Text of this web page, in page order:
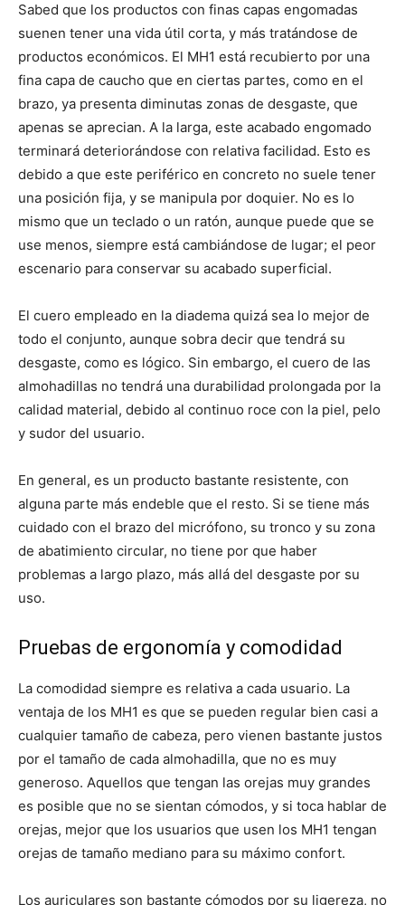
Sabed que los productos con finas capas engomadas
suenen tener una vida útil corta, y más tratándose de
productos económicos. El MH1 está recubierto por una
fina capa de caucho que en ciertas partes, como en el
brazo, ya presenta diminutas zonas de desgaste, que
apenas se aprecian. A la larga, este acabado engomado
terminará deteriorándose con relativa facilidad. Esto es
debido a que este periférico en concreto no suele tener
una posición fija, y se manipula por doquier. No es lo
mismo que un teclado o un ratón, aunque puede que se
use menos, siempre está cambiándose de lugar; el peor
escenario para conservar su acabado superficial.
El cuero empleado en la diadema quizá sea lo mejor de
todo el conjunto, aunque sobra decir que tendrá su
desgaste, como es lógico. Sin embargo, el cuero de las
almohadillas no tendrá una durabilidad prolongada por la
calidad material, debido al continuo roce con la piel, pelo
y sudor del usuario.
En general, es un producto bastante resistente, con
alguna parte más endeble que el resto. Si se tiene más
cuidado con el brazo del micrófono, su tronco y su zona
de abatimiento circular, no tiene por que haber
problemas a largo plazo, más allá del desgaste por su
uso.
Pruebas de ergonomía y comodidad
La comodidad siempre es relativa a cada usuario. La
ventaja de los MH1 es que se pueden regular bien casi a
cualquier tamaño de cabeza, pero vienen bastante justos
por el tamaño de cada almohadilla, que no es muy
generoso. Aquellos que tengan las orejas muy grandes
es posible que no se sientan cómodos, y si toca hablar de
orejas, mejor que los usuarios que usen los MH1 tengan
orejas de tamaño mediano para su máximo confort.
Los auriculares son bastante cómodos por su ligereza, no